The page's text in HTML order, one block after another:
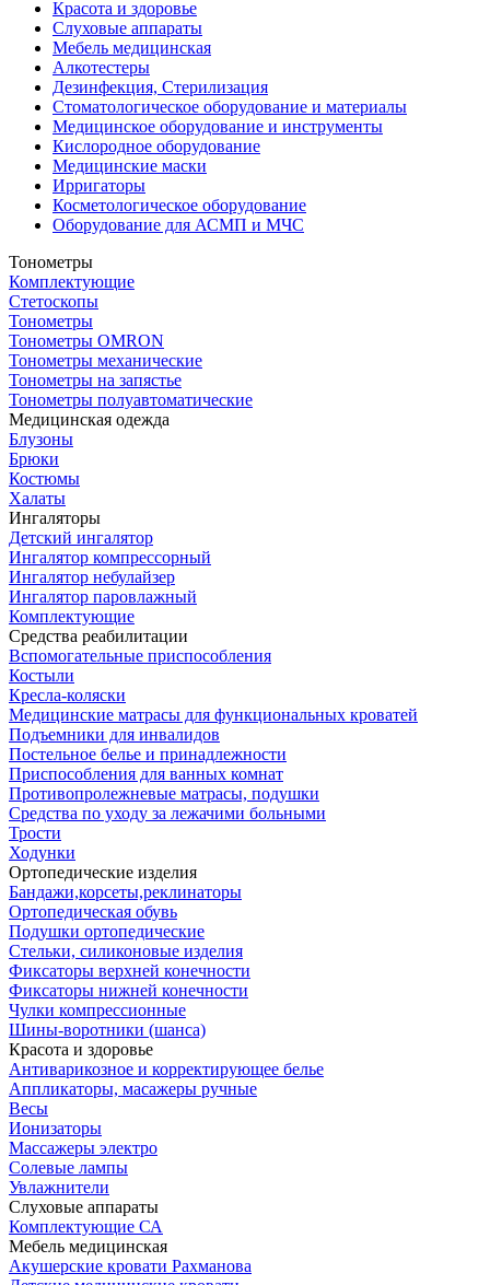
Красота и здоровье
Слуховые аппараты
Мебель медицинская
Алкотестеры
Дезинфекция, Стерилизация
Стоматологическое оборудование и материалы
Медицинское оборудование и инструменты
Кислородное оборудование
Медицинские маски
Ирригаторы
Косметологическое оборудование
Оборудование для АСМП и МЧС
Тонометры
Комплектующие
Стетоскопы
Тонометры
Тонометры OMRON
Тонометры механические
Тонометры на запястье
Тонометры полуавтоматические
Медицинская одежда
Блузоны
Брюки
Костюмы
Халаты
Ингаляторы
Детский ингалятор
Ингалятор компрессорный
Ингалятор небулайзер
Ингалятор паровлажный
Комплектующие
Средства реабилитации
Вспомогательные приспособления
Костыли
Кресла-коляски
Медицинские матрасы для функциональных кроватей
Подъемники для инвалидов
Постельное белье и принадлежности
Приспособления для ванных комнат
Противопролежневые матрасы, подушки
Средства по уходу за лежачими больными
Трости
Ходунки
Ортопедические изделия
Бандажи,корсеты,реклинаторы
Ортопедическая обувь
Подушки ортопедические
Стельки, силиконовые изделия
Фиксаторы верхней конечности
Фиксаторы нижней конечности
Чулки компрессионные
Шины-воротники (шанса)
Красота и здоровье
Антиварикозное и корректирующее белье
Аппликаторы, масажеры ручные
Весы
Ионизаторы
Массажеры электро
Солевые лампы
Увлажнители
Слуховые аппараты
Комплектующие СА
Мебель медицинская
Акушерские кровати Рахманова